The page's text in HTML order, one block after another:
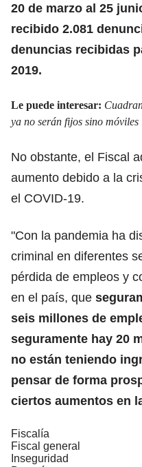
20 de marzo al 25
recibido 2.081
denuncias recibidas
2019.
Le puede interesar:
ya no serán fijos sino móviles
No obstante, el Fiscal
aumento debido a la
el COVID-19.
"Con la pandemia ha
criminal en diferentes
pérdida de empleos y
en el país, que
seis millones de
seguramente hay 20
no están teniendo
pensar de forma
ciertos aumentos en
Fiscalía
Fiscal general
Inseguridad